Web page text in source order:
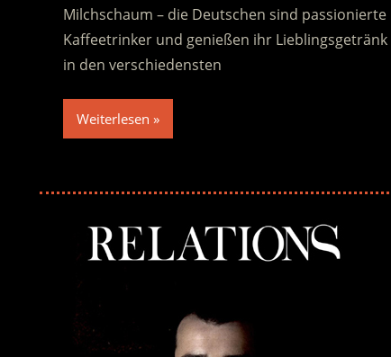
Milchschaum – die Deutschen sind passionierte
Kaffeetrinker und genießen ihr Lieblingsgetränk
in den verschiedensten
Weiterlesen